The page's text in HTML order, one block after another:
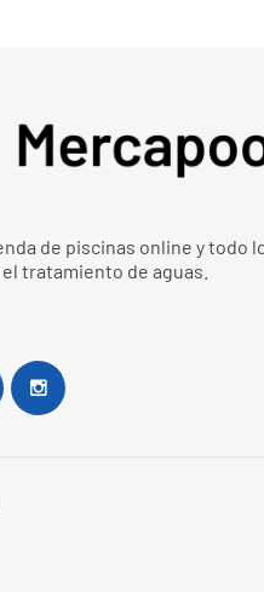
de piscinas online y todo
tratamiento de aguas.
Google+